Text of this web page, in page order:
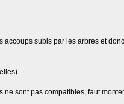
subis par les arbres et
sont pas compatibles, faut